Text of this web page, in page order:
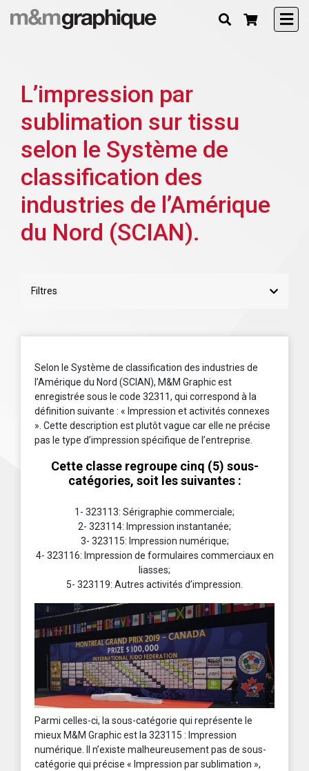
L’impression par
sublimation sur tissu
selon le Système de
classification des
industries de l’Amérique
du Nord (SCIAN).
Filtres
Selon le Système de classification des industries de
l’Amérique du Nord (SCIAN), M&M Graphic est
enregistrée sous le code 32311, qui correspond à la
définition suivante : « Impression et activités connexes
». Cette description est plutôt vague car elle ne précise
pas le type d’impression spécifique de l’entreprise.
Cette classe regroupe cinq (5) sous-
catégories, soit les suivantes :
1- 323113: Sérigraphie commerciale;
2- 323114: Impression instantanée;
3- 323115: Impression numérique;
4- 323116: Impression de formulaires commerciaux en
liasses;
5- 323119: Autres activités d’impression.
Parmi celles-ci, la sous-catégorie qui représente le
mieux M&M Graphic est la 323115 : Impression
numérique. Il n’existe malheureusement pas de sous-
catégorie qui précise « Impression par sublimation »,